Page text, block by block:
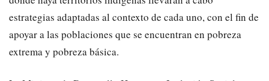
estrategias adaptadas al contexto de cada uno, con el fin de
apoyar a las poblaciones que se encuentran en pobreza
extrema y pobreza básica.